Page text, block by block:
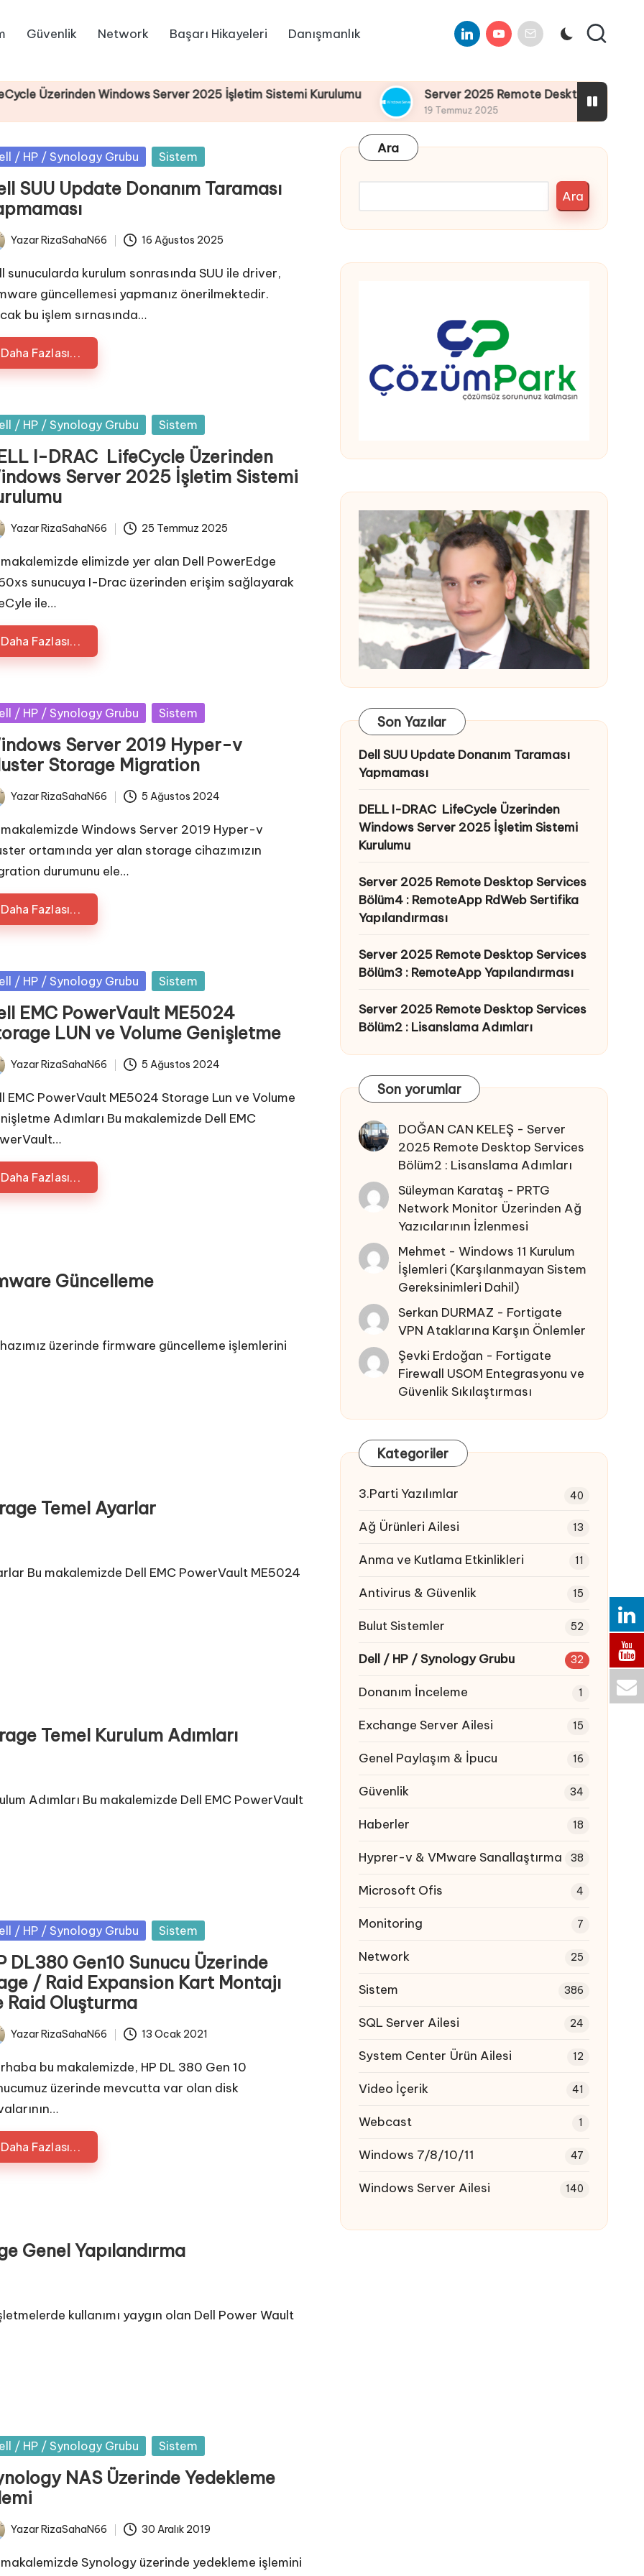
Güvenlik Network Başarı Hikayeleri Danışmanlık LinkedinYoutube
E-
Mail
Windows Server 2025 İşletim Sistemi Kurulumu Server 2025 Remote Desktop Services Bölüm4 :
19 Temmuz 2025
/ HP / Synology Grubu Sistem
SUU Update Donanım Taraması
Yazar RizaSahaN66 16 Ağustos 2025
sunucularda kurulum sonrasında SUU ile driver,
güncellemesi yapmanız önerilmektedir.
bu işlem sırnasında…
Daha Fazlası...
/ HP / Synology Grubu Sistem
I-DRAC LifeCycle Üzerinden
Server 2025 İşletim Sistemi
Yazar RizaSahaN66 25 Temmuz 2025
makalemizde elimizde yer alan Dell PowerEdge
sunucuya I-Drac üzerinden erişim sağlayarak
ile…
Daha Fazlası...
/ HP / Synology Grubu Sistem
Server 2019 Hyper-v
Storage Migration
Yazar RizaSahaN66 5 Ağustos 2024
makalemizde Windows Server 2019 Hyper-v
ortamında yer alan storage cihazımızın
durumunu ele…
Daha Fazlası...
/ HP / Synology Grubu Sistem
EMC PowerVault ME5024
LUN ve Volume Genişletme
Yazar RizaSahaN66 5 Ağustos 2024
EMC PowerVault ME5024 Storage Lun ve Volume
Adımları Bu makalemizde Dell EMC
Daha Fazlası...
Güncelleme
üzerinde firmware güncelleme işlemlerini
Temel Ayarlar
Bu makalemizde Dell EMC PowerVault ME5024
Temel Kurulum Adımları
Adımları Bu makalemizde Dell EMC PowerVault
/ HP / Synology Grubu Sistem
DL380 Gen10 Sunucu Üzerinde
/ Raid Expansion Kart Montajı
Raid Oluşturma
Yazar RizaSahaN66 13 Ocak 2021
bu makalemizde, HP DL 380 Gen 10
üzerinde mevcutta var olan disk
Daha Fazlası...
Genel Yapılandırma
kullanımı yaygın olan Dell Power Wault
/ HP / Synology Grubu Sistem
NAS Üzerinde Yedekleme
Yazar RizaSahaN66 30 Aralık 2019
makalemizde Synology üzerinde yedekleme işlemini
Ara
Ara
Son Yazılar
Dell SUU Update Donanım Taraması
Yapmaması
DELL I-DRAC LifeCycle Üzerinden
Windows Server 2025 İşletim Sistemi
Kurulumu
Server 2025 Remote Desktop Services
Bölüm4 : RemoteApp RdWeb Sertifika
Yapılandırması
Server 2025 Remote Desktop Services
Bölüm3 : RemoteApp Yapılandırması
Server 2025 Remote Desktop Services
Bölüm2 : Lisanslama Adımları
Son yorumlar
DOĞAN CAN KELEŞ -Server
2025 Remote Desktop Services
Bölüm2 : Lisanslama Adımları
Süleyman Karataş - PRTG
Network Monitor Üzerinden Ağ
Yazıcılarının İzlenmesi
Mehmet -Windows 11 Kurulum
İşlemleri (Karşılanmayan Sistem
Gereksinimleri Dahil)
Serkan DURMAZ - Fortigate
VPN Ataklarına Karşın Önlemler
Şevki Erdoğan - Fortigate
Firewall USOM Entegrasyonu ve
Güvenlik Sıkılaştırması
Kategoriler
3.Parti Yazılımlar 40
Ağ Ürünleri Ailesi 13
Anma ve Kutlama Etkinlikleri 11
Antivirus & Güvenlik 15
Bulut Sistemler 52
Dell / HP / Synology Grubu 32
Donanım İnceleme 1
Exchange Server Ailesi 15
Genel Paylaşım & İpucu 16
Güvenlik 34
Haberler 18
Hyprer-v & VMware Sanallaştırma 38
Microsoft Ofis 4
Monitoring 7
Network 25
Sistem 386
SQL Server Ailesi 24
System Center Ürün Ailesi 12
Video İçerik 41
Webcast 1
Windows 7/8/10/11 47
Windows Server Ailesi 140